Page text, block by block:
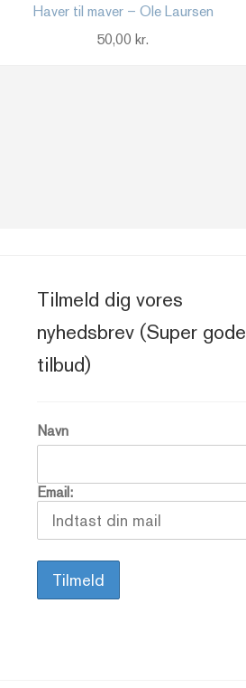
Haver til maver – Ole Laursen
50,00kr.
Tilmeld dig vores
nyhedsbrev (Super gode
tilbud)
Navn
Email: